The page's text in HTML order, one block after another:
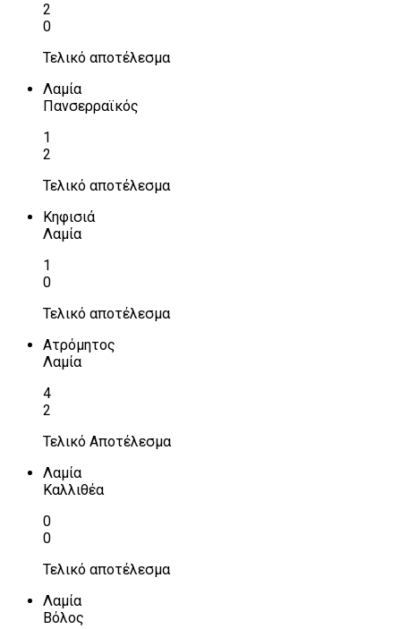
2
0
Τελικό αποτέλεσμα
Λαμία
Πανσερραϊκός
1
2
Τελικό αποτέλεσμα
Κηφισιά
Λαμία
1
0
Τελικό αποτέλεσμα
Ατρόμητος
Λαμία
4
2
Τελικό Αποτέλεσμα
Λαμία
Καλλιθέα
0
0
Τελικό αποτέλεσμα
Λαμία
Βόλος